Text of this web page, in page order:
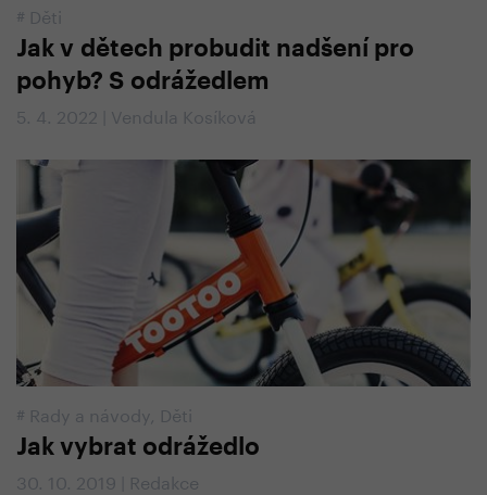
# Děti
Jak v dětech probudit nadšení pro
pohyb? S odrážedlem
5. 4. 2022 | Vendula Kosíková
# Rady a návody Děti
Jak vybrat odrážedlo
30. 10. 2019 | Redakce